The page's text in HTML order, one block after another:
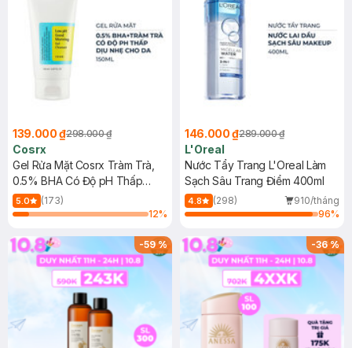
139.000 ₫298.000 ₫
Cosrx
Gel Rửa Mặt Cosrx Tràm Trà,
0.5% BHA Có Độ pH Thấp
150ml
5.0
(173)
12%
146.000 ₫289.000 ₫
L'Oreal
Nước Tẩy Trang L'Oreal Làm
Sạch Sâu Trang Điểm 400ml
4.8 (298)
910/tháng
96%
-59% -36%